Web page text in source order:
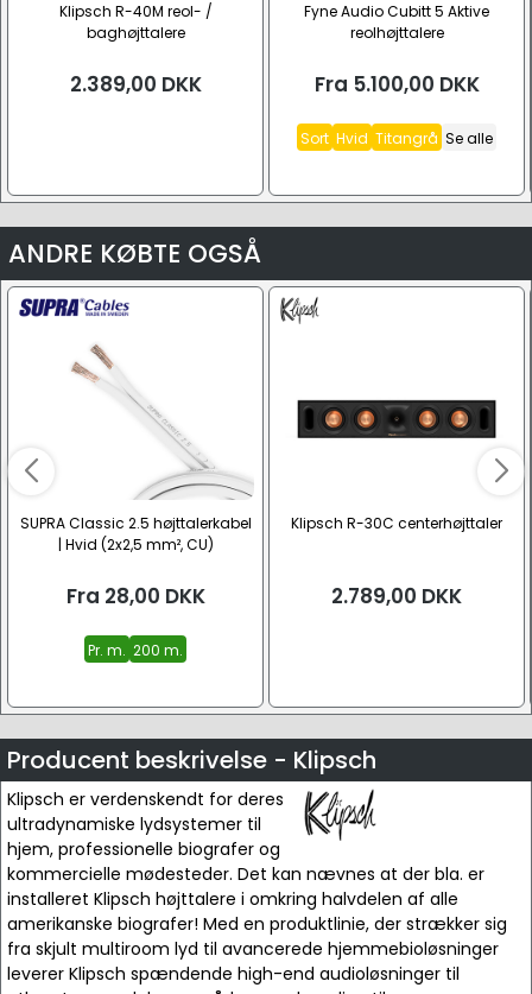
Klipsch R-40M reol- /
baghøjttalere
2.389,00 DKK
Fyne Audio Cubitt 5 Aktive
reolhøjttalere
Fra 5.100,00 DKK
Sort Hvid Titangrå Se alle
ANDRE KØBTE OGSÅ
SUPRA Classic 2.5 højttalerkabel
| Hvid (2x2,5 mm², CU)
Fra 28,00 DKK
Pr. m. 200 m.
Klipsch R-30C centerhøjttaler
2.789,00 DKK
Producent beskrivelse - Klipsch
Klipsch er verdenskendt for deres
ultradynamiske lydsystemer til
hjem, professionelle biografer og
kommercielle mødesteder. Det kan nævnes at der bla. er
installeret Klipsch højttalere i omkring halvdelen af alle
amerikanske biografer! Med en produktlinie, der strækker sig
fra skjult multiroom lyd til avancerede hjemmebioløsninger
leverer Klipsch spændende high-end audioløsninger til